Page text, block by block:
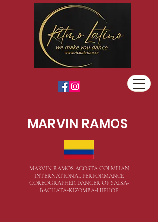
MARVIN RAMOS
MARVIN RAMOS ACOSTA COLMBIAN
INTERNATIONAL PERFORMANCE
COREOGRAPHER DANCER OF SALSA-
BACHATA-KIZOMBA-HIPHOP